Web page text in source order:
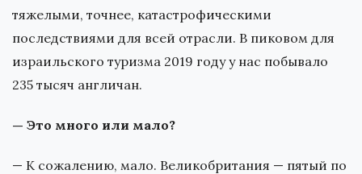
тяжелыми, точнее, катастрофическими
последствиями для всей отрасли. В пиковом для
израильского туризма 2019 году у нас побывало
235 тысяч англичан.
— Это много или мало?
— К сожалению, мало. Великобритания — пятый по